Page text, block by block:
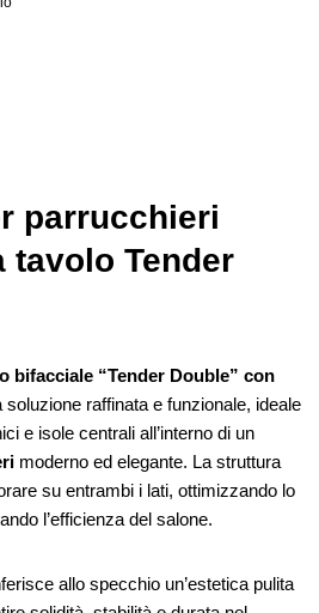
parrucchieri
tavolo Tender
bifacciale “Tender Double” con
soluzione raffinata e funzionale, ideale
e isole centrali all’interno di un
moderno ed elegante. La struttura
su entrambi i lati, ottimizzando lo
l’efficienza del salone.
allo specchio un’estetica pulita